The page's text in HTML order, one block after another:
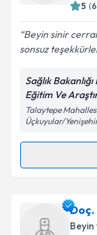
Metni
5 (6
Beyin sinir
sonsuz
Sağlık
Eğitim Ve
Talaytepe
Üçkuyular/
Dr. Ulvi
Size bu
Doç.